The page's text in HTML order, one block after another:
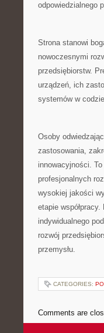
odpowiedzialnego
Strona stanowi
nowoczesnymi
przedsiębiorstw.
urządzeń, ich
systemów w
Osoby
zastosowania,
innowacyjności.
profesjonalnych
wysokiej jakości
etapie
indywidualnego
rozwój
przemysłu.
CATEGORIES:
Comments are